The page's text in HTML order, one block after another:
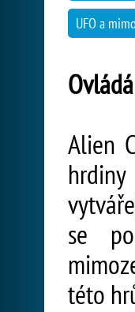
UFO a
Alien
se
této